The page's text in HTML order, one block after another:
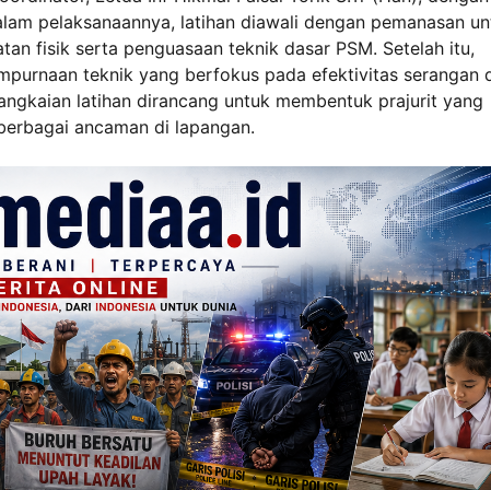
pelaksanaannya, latihan diawali dengan pemanasan
fisik serta penguasaan teknik dasar PSM. Setelah itu,
teknik yang berfokus pada efektivitas serangan
latihan dirancang untuk membentuk prajurit yang
ancaman di lapangan.